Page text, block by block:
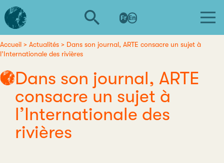
Aller
au
contenu
L'institut
d'études
avancées
de
Nantes
Fr En
Fil
d'Ariane
Accueil Actualités
Dans son journal, ARTE consacre un sujet à
l’Internationale des rivières
Dans son journal, ARTE
consacre un sujet à
l’Internationale des
rivières